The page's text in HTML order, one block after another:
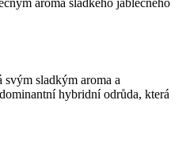
aroma sladkého jablečného
sladkým aroma a
hybridní odrůda, která